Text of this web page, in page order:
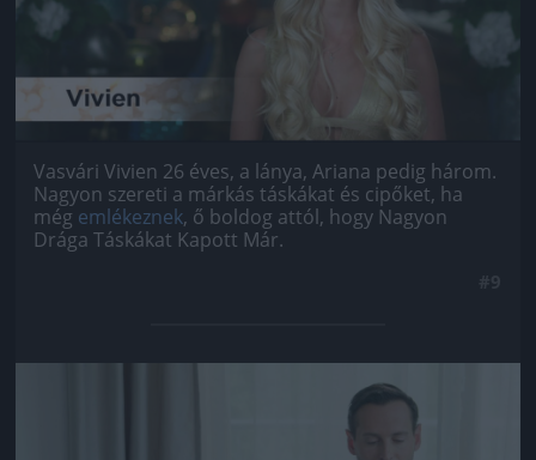
Vasvári Vivien 26 éves, a lánya, Ariana pedig három.
Nagyon szereti a márkás táskákat és cipőket, ha
még emlékeznek, ő boldog attól, hogy Nagyon
Drága Táskákat Kapott Már.